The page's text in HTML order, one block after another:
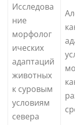
Исследова
ние
морфолог
ических
адаптаций
животных
к суровым
условиям
севера